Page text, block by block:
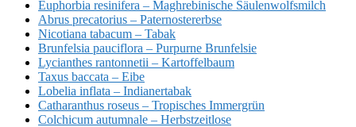
Euphorbia resinifera – Maghrebinische Säulenwolfsmilch
Abrus precatorius – Paternostererbse
Nicotiana tabacum – Tabak
Brunfelsia pauciflora – Purpurne Brunfelsie
Lycianthes rantonnetii – Kartoffelbaum
Taxus baccata – Eibe
Lobelia inflata – Indianertabak
Catharanthus roseus – Tropisches Immergrün
Colchicum autumnale – Herbstzeitlose